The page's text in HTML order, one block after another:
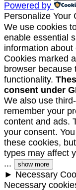
Powered by
Personalize Your
We use cookies
enable essential
information
Cookies marked
browser because
functionality.
consent under
We also use
remember your
content and ads.
your consent.
these cookies,
types may affect
...
show more
► Necessary
Necessary